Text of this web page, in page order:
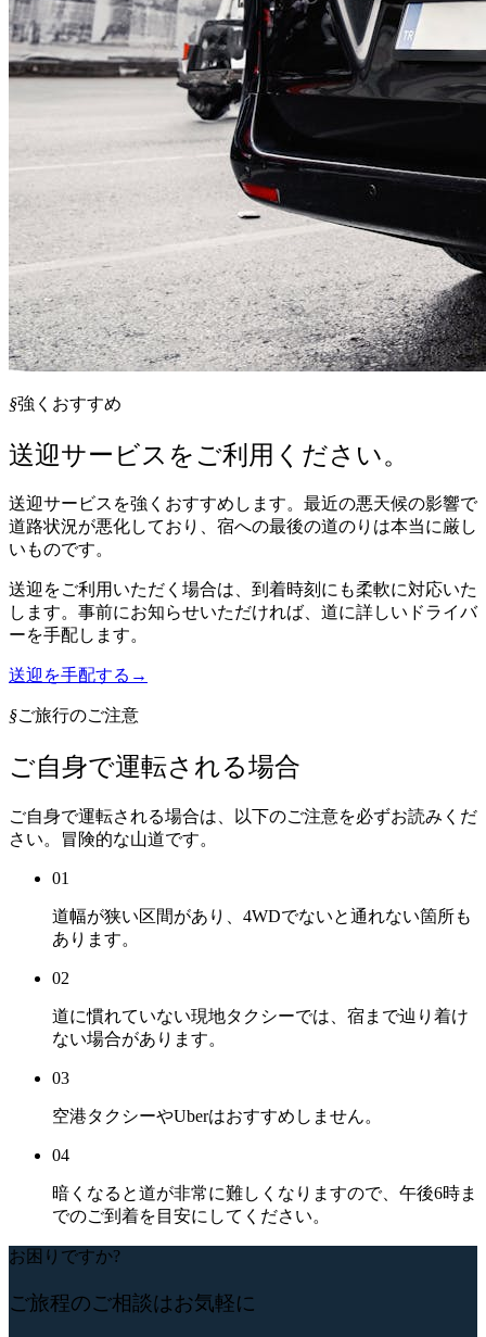
§強くおすすめ
送迎サービスをご利用ください。
送迎サービスを強くおすすめします。最近の悪天候の影響で
道路状況が悪化しており、宿への最後の道のりは本当に厳し
いものです。
送迎をご利用いただく場合は、到着時刻にも柔軟に対応いた
します。事前にお知らせいただければ、道に詳しいドライバ
ーを手配します。
送迎を手配する →
§ご旅行のご注意
ご自身で運転される場合
ご自身で運転される場合は、以下のご注意を必ずお読みくだ
さい。冒険的な山道です。
01
道幅が狭い区間があり、4WDでないと通れない箇所も
あります。
02
道に慣れていない現地タクシーでは、宿まで辿り着け
ない場合があります。
03
空港タクシーやUberはおすすめしません。
04
暗くなると道が非常に難しくなりますので、午後6時ま
でのご到着を目安にしてください。
お困りですか?
ご旅程のご相談はお気軽に